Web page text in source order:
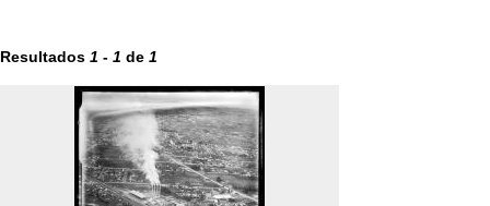
Resultados 1 - 1 de 1